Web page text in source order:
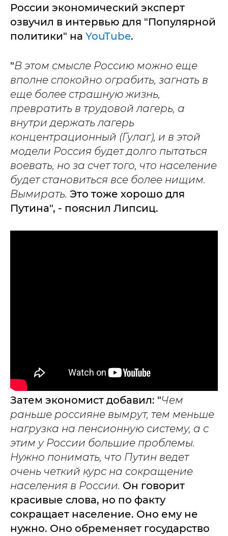
России экономический эксперт
озвучил в интервью для "Популярной
политики" на YouTube.
"В этом смысле Россию можно еще
вполне спокойно ограбить, загнать в
еще более страшную жизнь,
превратить в трудовой лагерь, а
внутри держать лагерь
концентрационный (Гулаг), и в этой
модели Россия будет долго пытаться
воевать, но за счет того, что население
будет становиться все более нищим.
Вымирать. Это тоже хорошо для
Путина", - пояснил Липсиц.
Затем экономист добавил: "Чем
раньше россияне вымрут, тем меньше
нагрузка на пенсионную систему, а с
этим у России большие проблемы.
Нужно понимать, что Путин ведет
очень четкий курс на сокращение
населения в России. Он говорит
красивые слова, но по факту
сокращает население. Оно ему не
нужно. Оно обременяет государство